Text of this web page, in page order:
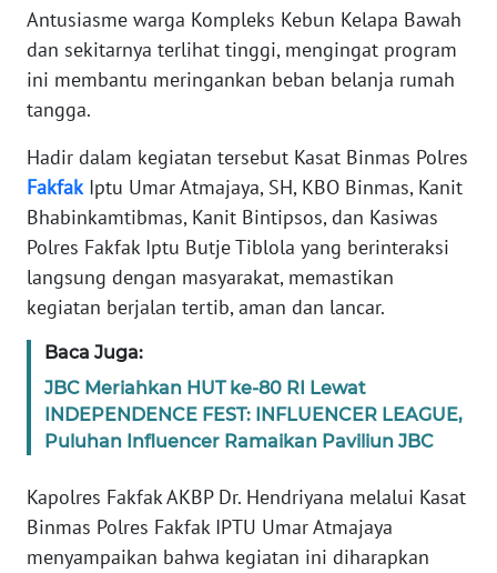
Antusiasme warga Kompleks Kebun Kelapa Bawah
dan sekitarnya terlihat tinggi, mengingat program
ini membantu meringankan beban belanja rumah
tangga.
Hadir dalam kegiatan tersebut Kasat Binmas Polres
FakfakIptu Umar Atmajaya, SH, KBO Binmas, Kanit
Bhabinkamtibmas, Kanit Bintipsos, dan Kasiwas
Polres Fakfak Iptu Butje Tiblola yang berinteraksi
langsung dengan masyarakat, memastikan
kegiatan berjalan tertib, aman dan lancar.
Baca Juga:
JBC Meriahkan HUT ke-80 RI Lewat
INDEPENDENCE FEST: INFLUENCER LEAGUE,
Puluhan Influencer Ramaikan Paviliun JBC
Kapolres Fakfak AKBP Dr. Hendriyana melalui Kasat
Binmas Polres Fakfak IPTU Umar Atmajaya
menyampaikan bahwa kegiatan ini diharapkan
WN
WN
BANTEN
WN
NTT
WN
KEPRI
WN
PAPUA
WN
PAPUA
WN
RIAU